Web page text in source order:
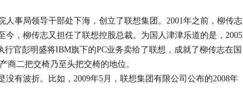
事局领导干部处下海，创立了联想集团。2001年之前，柳传志
今，柳传志又担任了联想控股总裁。为国人津津乐道的是，2005
官彭明盛将IBM旗下的PC业务卖给了联想，成就了柳传志在国
商二把交椅乃至头把交椅的地位。
有波折。比如，2009年5月，联想集团有限公司公布的2008年